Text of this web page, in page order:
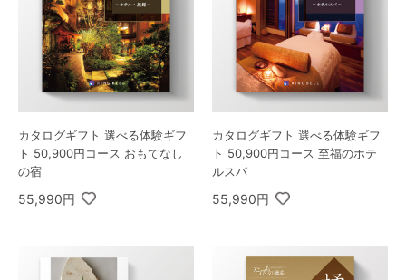
カタログギフト 選べる体験ギフ
ト 50,900円コース おもてなし
の宿
55,990円
カタログギフト 選べる体験ギフ
ト 50,900円コース 至福のホテ
ルスパ
55,990円